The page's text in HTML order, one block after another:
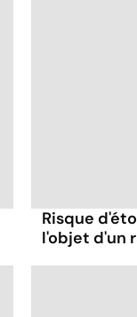
Risque
l'objet d'un